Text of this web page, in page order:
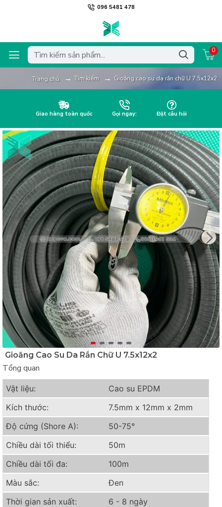
096 5481 478
0
Trang chủ Tìm kiếm Gioăng cao su da rắn chữ U 7.5x12x2
Giao hàng toàn quốc Gọi ngay: Đặt câu hỏi
Gioăng Cao Su Da Rắn Chữ U 7.5x12x2
Tổng quan
Vật liệu:
Cao su EPDM
Kích thước:
7.5mm x 12mm x 2mm
Độ cứng (Shore A):
50-75°
Chiều dài tối thiểu:
50m
Chiều dài tối đa:
100m
Màu sắc:
Đen
Thời gian sản xuất:
6 - 8 ngày